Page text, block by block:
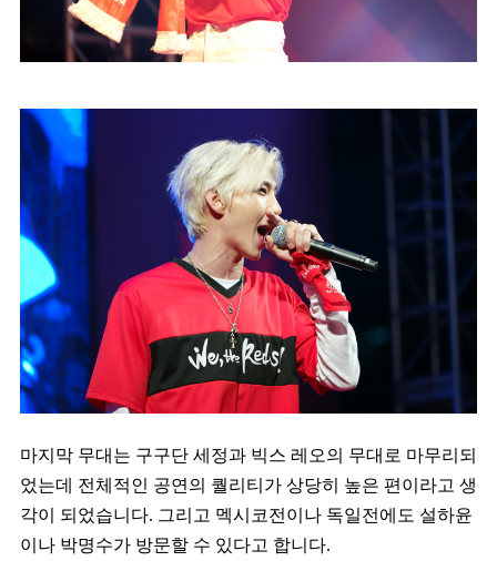
마지막 무대는 구구단 세정과 빅스 레오의 무대로 마무리되
었는데 전체적인 공연의 퀄리티가 상당히 높은 편이라고 생
각이 되었습니다. 그리고 멕시코전이나 독일전에도 설하윤
이나 박명수가 방문할 수 있다고 합니다.